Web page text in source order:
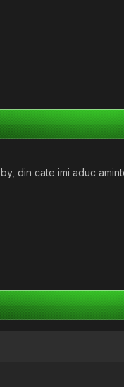
din cate imi aduc